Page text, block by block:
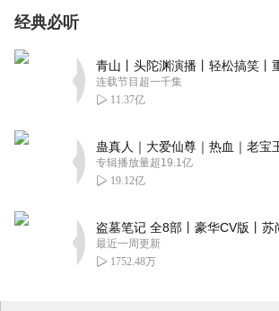
经典必听
连载节目超一千集
11.37亿
专辑播放量超19.1亿
19.12亿
最近一周更新
1752.48万